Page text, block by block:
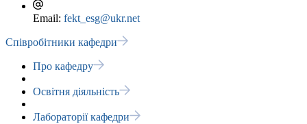
Email: fekt_esg@ukr.net
Співробітники кафедри
Про кафедру
Освітня діяльність
Лабораторії кафедри